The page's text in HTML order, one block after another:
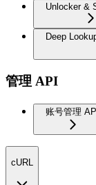
Unlocker &
Deep
管理 API
账号管理 API
cURL